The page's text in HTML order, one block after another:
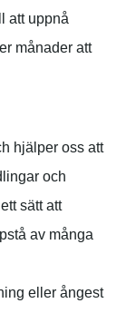
att uppnå
månader att
hjälper oss att
och
sätt att
av många
eller ångest